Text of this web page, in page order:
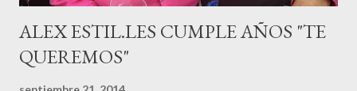
ALEX ESTIL.LES CUMPLE AÑOS "TE
QUEREMOS"